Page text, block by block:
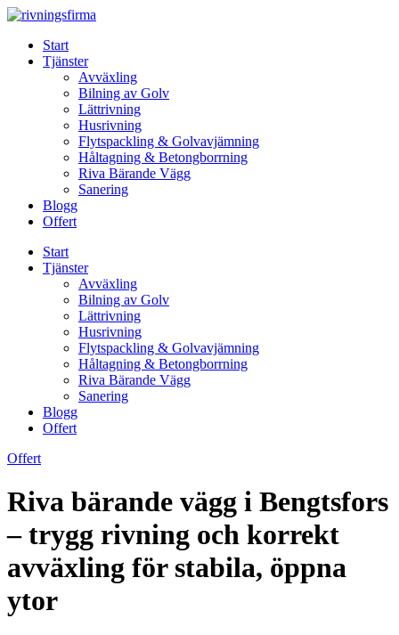
Skip
contentStart
Tjänster
Avväxling
Bilning av Golv
Lättrivning
Husrivning
Flytspackling & Golvavjämning
Håltagning & Betongborrning
Riva Bärande Vägg
Sanering
Blogg
Offert
Start
Tjänster
Avväxling
Bilning av Golv
Lättrivning
Husrivning
Flytspackling & Golvavjämning
Håltagning & Betongborrning
Riva Bärande Vägg
Sanering
Blogg
Offert
Offert
Riva bärande vägg i Bengtsfors
– trygg rivning och korrekt
avväxling för stabila, öppna
ytor